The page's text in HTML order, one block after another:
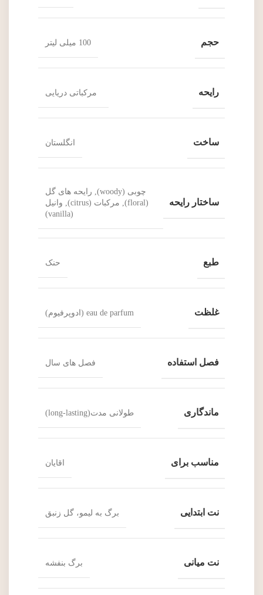
حجم 100 میلی لیتر
رایحه مرکباتی دریایی
ساخت انگلستان
ساختار رایحه
چوبی (woody), رایحه های گل
(floral), مرکبات (citrus), وانیل
(vanilla)
طبع حنک
غلظت eau de parfum (ادوپرفیوم)
فصل استفاده فصل های سال
ماندگاری طولانی مدت(long-lasting)
مناسب برای اقایان
نت ابتدایی برگ به لیمو، گل زنبق
نت میانی برگ بنفشه